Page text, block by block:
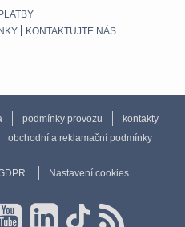
KONTAKTUJTE NÁS
podmínky provozu
kontakty
obchodní a reklamační podmínky
Nastavení cookies